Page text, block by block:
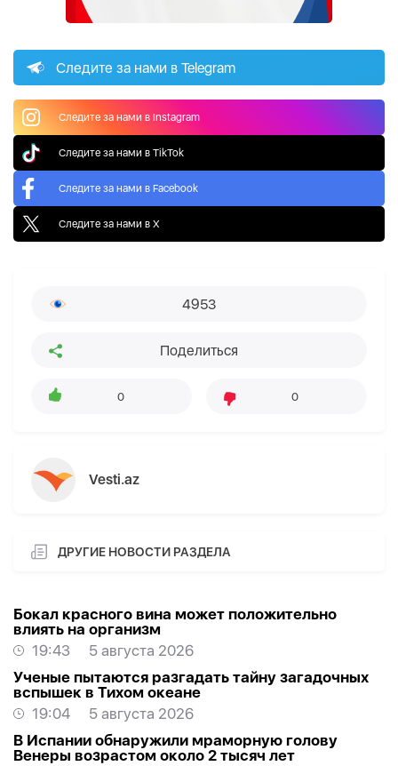
Следите за нами в Telegram
Следите за нами в Instagram
Следите за нами в TikTok
Следите за нами в Facebook
Следите за нами в X
4953
Поделиться
0 0
Vesti.az
ДРУГИЕ НОВОСТИ РАЗДЕЛА
Бокал красного вина может положительно
влиять на организм
19:43
5 августа 2026
Ученые пытаются разгадать тайну загадочных
вспышек в Тихом океане
19:04
5 августа 2026
В Испании обнаружили мраморную голову
Венеры возрастом около 2 тысяч лет